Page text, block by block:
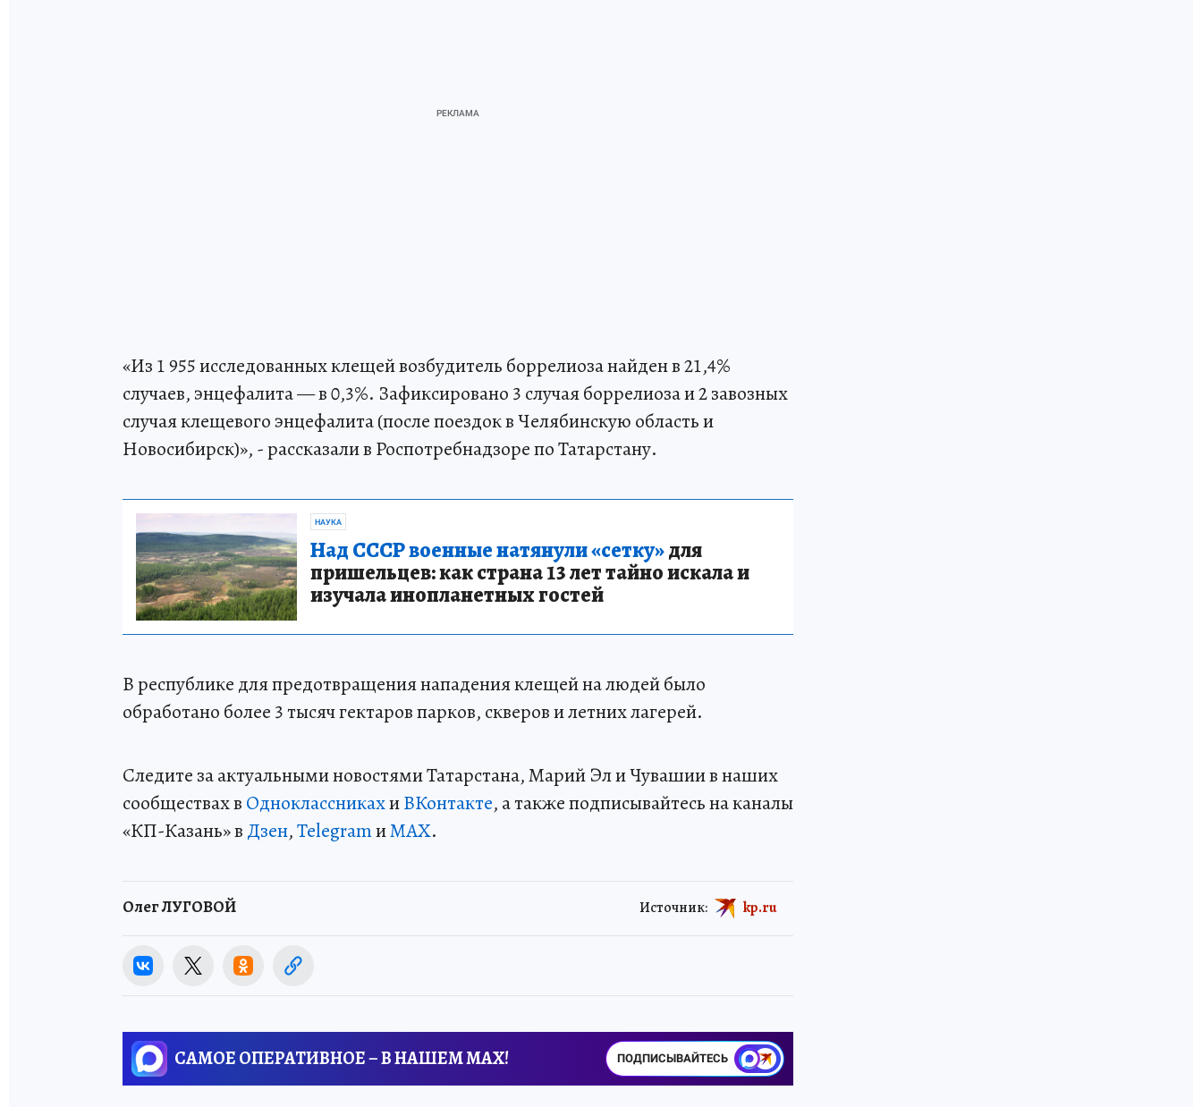
«Из 1 955 исследованных клещей возбудитель боррелиоза найден в 21,4%
случаев, энцефалита — в 0,3%. Зафиксировано 3 случая боррелиоза и 2 завозных
случая клещевого энцефалита (после поездок в Челябинскую область и
Новосибирск)», - рассказали в Роспотребнадзоре по Татарстану.
НАУКА
Над СССР военные натянули «сетку»для
пришельцев: как страна 13 лет тайно искала и
изучала инопланетных гостей
В республике для предотвращения нападения клещей на людей было
обработано более 3 тысяч гектаров парков, скверов и летних лагерей.
Следите за актуальными новостями Татарстана, Марий Эл и Чувашии в наших
сообществах в ОдноклассникахиВКонтакте, а также подписывайтесь на каналы
«КП-Казань» в Дзен,TelegramиMAX.
Олег ЛУГОВОЙ Источник: kp.ru
САМОЕ ОПЕРАТИВНОЕ – В НАШЕМ MAX! ПОДПИСЫВАЙТЕСЬ